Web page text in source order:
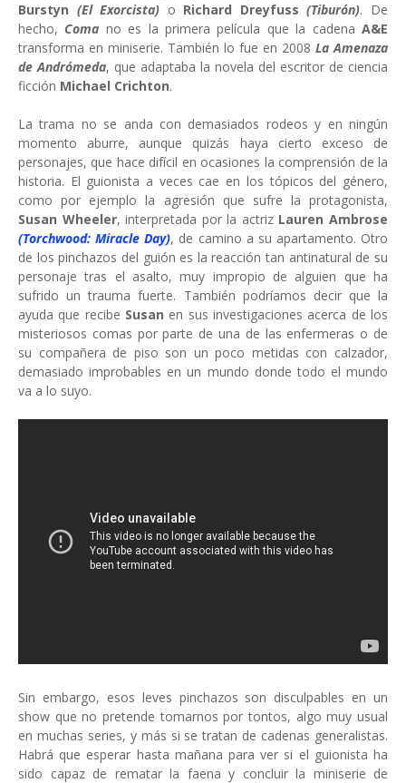
Burstyn (El Exorcista) o Richard Dreyfuss(Tiburón). De
hecho, Coma no es la primera película que la cadenaA&E
transforma en miniserie. También lo fue en 2008 La Amenaza
de Andrómeda, que adaptaba la novela del escritor de ciencia
ficción Michael Crichton.
La trama no se anda con demasiados rodeos y en ningún
momento aburre, aunque quizás haya cierto exceso de
personajes, que hace difícil en ocasiones la comprensión de la
historia. El guionista a veces cae en los tópicos del género,
como por ejemplo la agresión que sufre la protagonista,
Susan Wheeler, interpretada por la actriz Lauren Ambrose
(Torchwood: Miracle Day), de camino a su apartamento. Otro
de los pinchazos del guión es la reacción tan antinatural de su
personaje tras el asalto, muy impropio de alguien que ha
sufrido un trauma fuerte. También podríamos decir que la
ayuda que recibe Susan en sus investigaciones acerca de los
misteriosos comas por parte de una de las enfermeras o de
su compañera de piso son un poco metidas con calzador,
demasiado improbables en un mundo donde todo el mundo
va a lo suyo.
Sin embargo, esos leves pinchazos son disculpables en un
show que no pretende tomarnos por tontos, algo muy usual
en muchas series, y más si se tratan de cadenas generalistas.
Habrá que esperar hasta mañana para ver si el guionista ha
sido capaz de rematar la faena y concluir la miniserie de